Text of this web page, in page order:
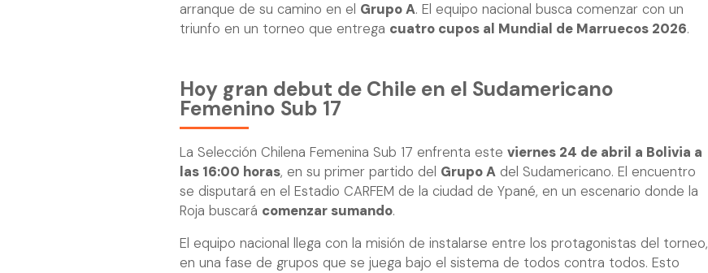
arranque de su camino en el Grupo A. El equipo nacional busca comenzar con un
triunfo en un torneo que entrega cuatro cupos al Mundial de Marruecos 2026.
Hoy gran debut de Chile en el Sudamericano
Femenino Sub 17
La Selección Chilena Femenina Sub 17 enfrenta este viernes 24 de abril a Bolivia a
las 16:00 horas, en su primer partido del Grupo A del Sudamericano. El encuentro
se disputará en el Estadio CARFEM de la ciudad de Ypané, en un escenario donde la
Roja buscará comenzar sumando.
El equipo nacional llega con la misión de instalarse entre los protagonistas del torneo,
en una fase de grupos que se juega bajo el sistema de todos contra todos. Esto